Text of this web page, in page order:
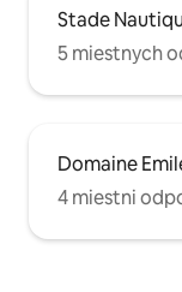
Stade
5 miestnych
Domaine
4 miestni